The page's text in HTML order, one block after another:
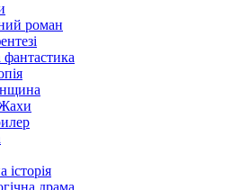
роман
драма